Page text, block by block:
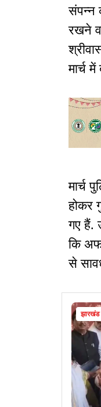
संपन्न
रखने व
मार्च
मार्च
होकर
गए हैं.
कि
से
झारखंड